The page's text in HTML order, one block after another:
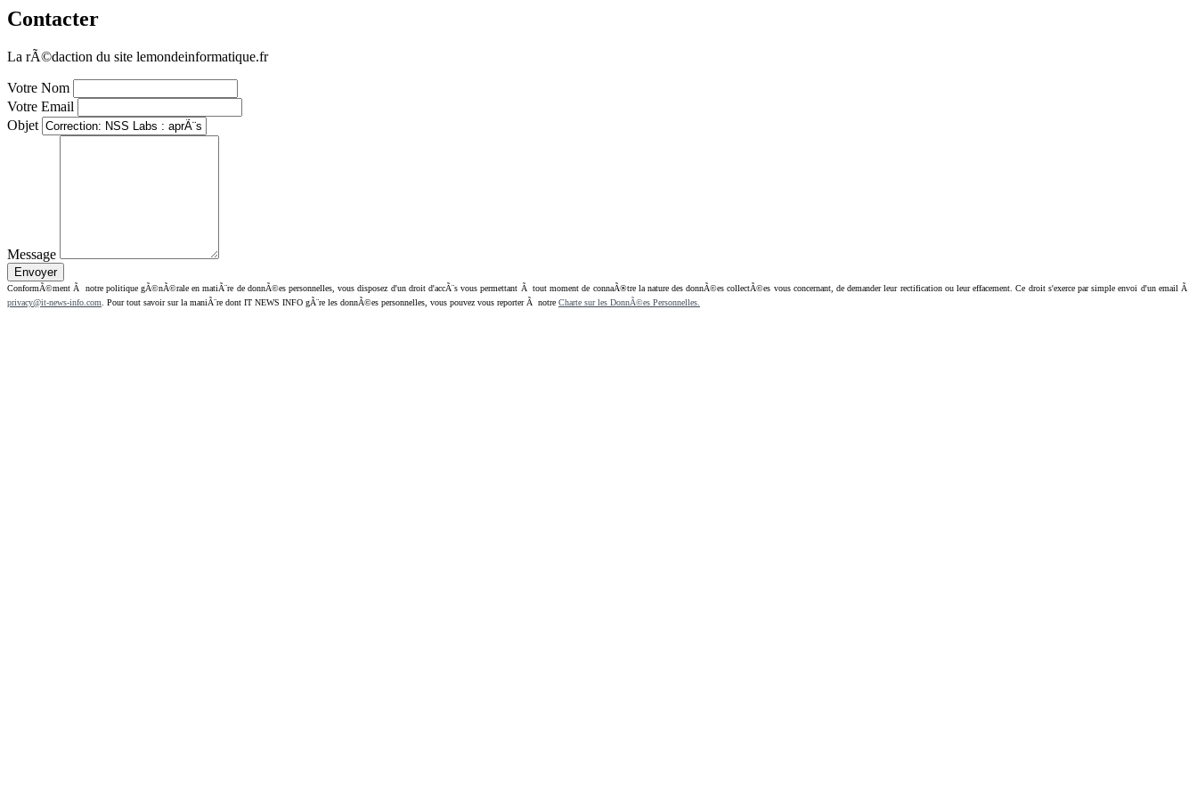
Contacter
La rÃ©daction du site lemondeinformatique.fr
Votre Nom
Votre Email
Objet
Message
ConformÃ©ment Ã notre politique gÃ©nÃ©rale en matiÃ¨re de donnÃ©es personnelles, vous disposez d'un droit d'accÃ¨s vous permettant Ã tout moment de connaÃ®tre la nature des donnÃ©es collectÃ©es vous concernant, de demander leur rectification ou leur effacement. Ce droit s'exerce par simple envoi d'un email Ã
privacy@it-news-info.com . Pour tout savoir sur la maniÃ¨re dont IT NEWS INFO gÃ¨re les donnÃ©es personnelles, vous pouvez vous reporter Ã notre Charte sur les DonnÃ©es Personnelles.